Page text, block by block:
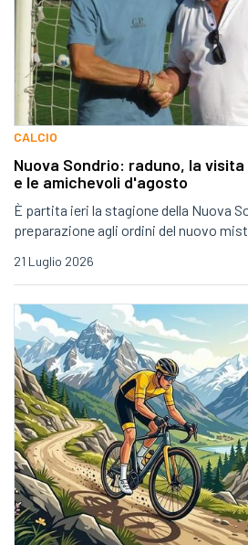
CALCIO
Nuova Sondrio: raduno, la
e le amichevoli d'agosto
È partita ieri la stagione della Nuova
preparazione agli ordini del nuovo
21 Luglio 2026